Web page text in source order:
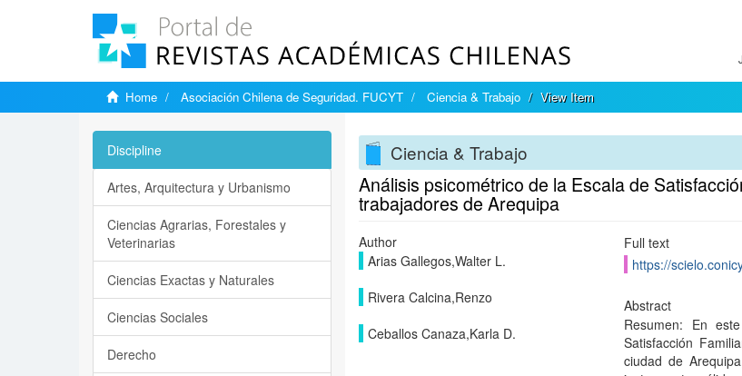
Home Asociación Chilena de Seguridad. FUCYT Ciencia & Trabajo View Item
Ciencia & Trabajo
Análisis psicométrico de la Escala de
trabajadores de Arequipa
Author
Arias Gallegos,Walter L.
Rivera Calcina,Renzo
Ceballos Canaza,Karla D.
Full text
https://
Abstract
Resumen: En
Satisfacción
ciudad de
Discipline
Artes, Arquitectura y Urbanismo
Ciencias Agrarias, Forestales y
Veterinarias
Ciencias Exactas y Naturales
Ciencias Sociales
Derecho